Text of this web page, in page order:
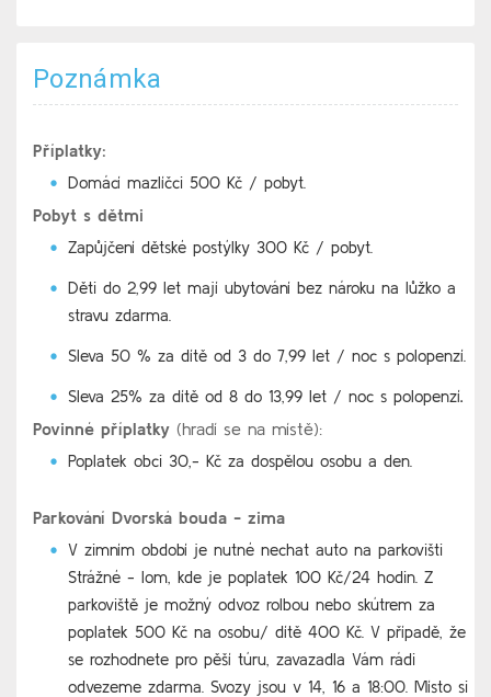
Poznámka
Příplatky:
Domácí mazlíčci 500 Kč / pobyt.
Pobyt s dětmi
Zapůjčení dětské postýlky 300 Kč / pobyt.
Děti do 2,99 let mají ubytování bez nároku na lůžko a
stravu zdarma.
Sleva 50 % za dítě od 3 do 7,99 let / noc s polopenzí.
Sleva 25% za dítě od 8 do 13,99 let / noc s polopenzí.
Povinné příplatky (hradí se na místě):
Poplatek obci 30,- Kč za dospělou osobu a den.
Parkování Dvorská bouda - zima
V zimním období je nutné nechat auto na parkovišti
Strážné - lom, kde je poplatek 100 Kč/24 hodin. Z
parkoviště je možný odvoz rolbou nebo skútrem za
poplatek 500 Kč na osobu/ dítě 400 Kč. V případě, že
se rozhodnete pro pěší túru, zavazadla Vám rádi
odvezeme zdarma. Svozy jsou v 14, 16 a 18:00. Místo si